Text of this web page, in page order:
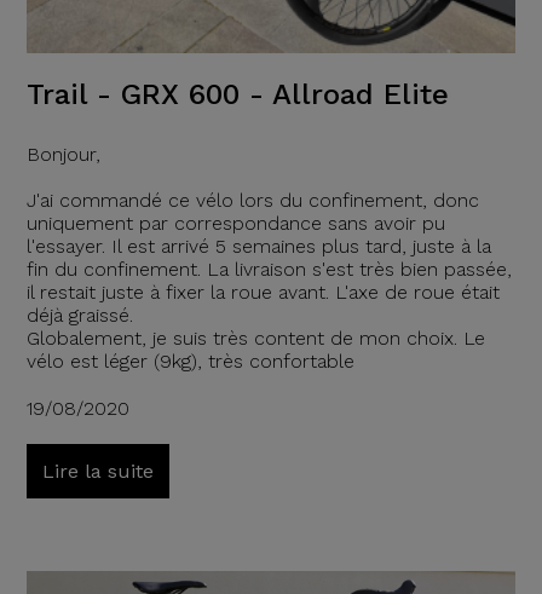
Trail - GRX 600 - Allroad Elite
Bonjour,
J'ai commandé ce vélo lors du confinement, donc
uniquement par correspondance sans avoir pu
l'essayer. Il est arrivé 5 semaines plus tard, juste à la
fin du confinement. La livraison s'est très bien passée,
il restait juste à fixer la roue avant. L'axe de roue était
déjà graissé.
Globalement, je suis très content de mon choix. Le
vélo est léger (9kg), très confortable
19/08/2020
Lire la suite